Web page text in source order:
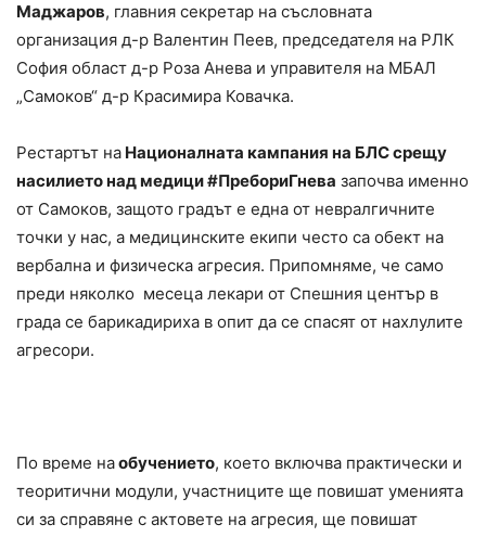
Маджаров, главния секретар на съсловната
организация д-р Валентин Пеев, председателя на РЛК
София област д-р Роза Анева и управителя на МБАЛ
„Самоков“ д-р Красимира Ковачка.
Рестартът на Националната кампания на БЛС срещу
насилието над медици #ПребориГнева започва именно
от Самоков, защото градът е една от невралгичните
точки у нас, а медицинските екипи често са обект на
вербална и физическа агресия. Припомняме, че само
преди няколко месеца лекари от Спешния център в
града се барикадириха в опит да се спасят от нахлулите
агресори.
По време наобучението, което включва практически и
теоритични модули, участниците ще повишат уменията
си за справяне с актовете на агресия, ще повишат